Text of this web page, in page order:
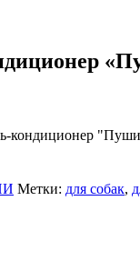
кондиционер
Метки: для собак,